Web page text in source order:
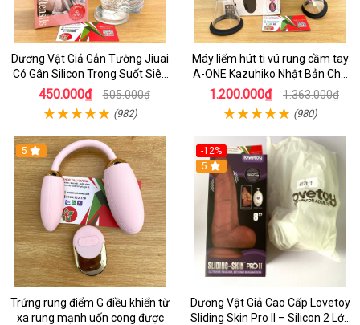
Dương Vật Giả Gắn Tường Jiuai
Có Gân Silicon Trong Suốt Siêu
Mềm
450.000₫ 505.000₫
(982)
Máy liếm hút ti vú rung cầm tay
A-ONE Kazuhiko Nhật Bản Cho
Nữ massage
1.200.000₫ 1.363.000₫
(980)
5
Trứng rung điểm G điều khiển từ
xa rung mạnh uốn cong được
-12%
5
Dương Vật Giả Cao Cấp Lovetoy
Sliding Skin Pro II – Silicon 2 Lớp